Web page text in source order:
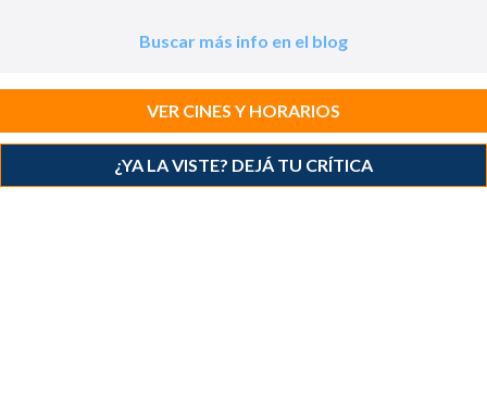
Buscar más info en el blog
VER CINES Y HORARIOS
¿YA LA VISTE? DEJÁ TU CRÍTICA